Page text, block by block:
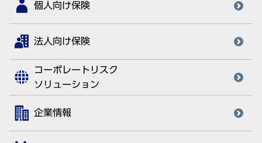
個人向け保険
法人向け保険
コーポレートリスク
ソリューション
企業情報